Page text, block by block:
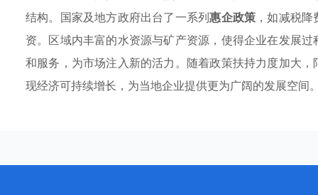
结构。国家及地方政府出台了一系列惠企政策 ，如减税
资。区域内丰富的水资源与矿产资源，使得企业在发展
和服务，为市场注入新的活力。随着政策扶持力度加大
现经济可持续增长，为当地企业提供更为广阔的发展空间